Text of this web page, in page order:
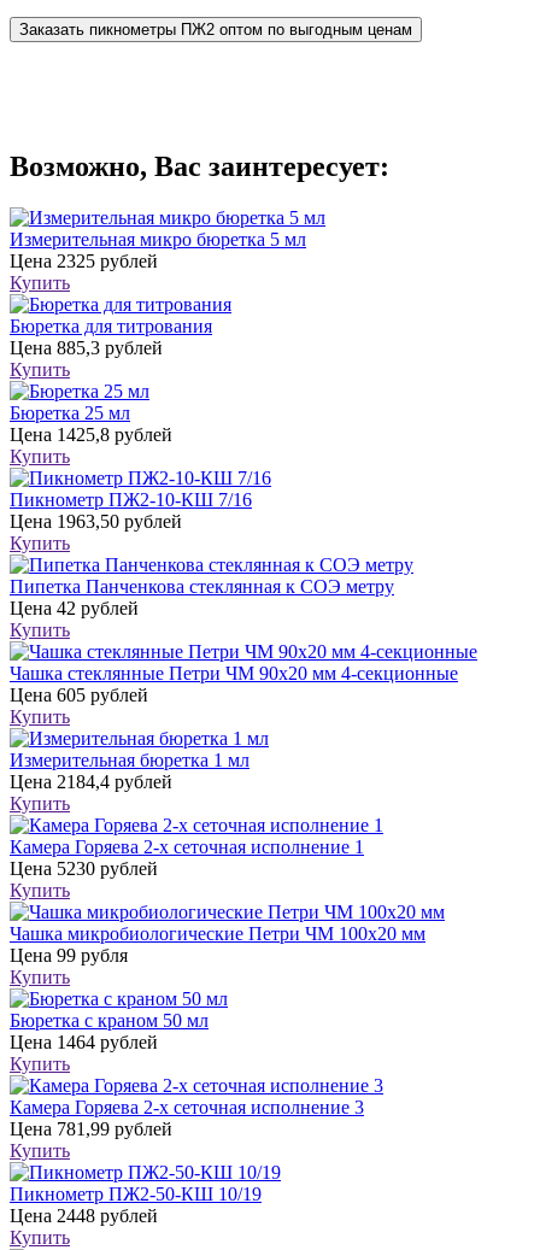
Заказать пикнометры ПЖ2 оптом по выгодным ценам
Возможно, Вас заинтересует:
Измерительная микро бюретка 5 мл
Цена 2325 рублей
Купить
Бюретка для титрования
Цена 885,3 рублей
Купить
Бюретка 25 мл
Цена 1425,8 рублей
Купить
Пикнометр ПЖ2-10-КШ 7/16
Цена 1963,50 рублей
Купить
Пипетка Панченкова стеклянная к СОЭ метру
Цена 42 рублей
Купить
Чашка стеклянные Петри ЧМ 90х20 мм 4-секционные
Цена 605 рублей
Купить
Измерительная бюретка 1 мл
Цена 2184,4 рублей
Купить
Камера Горяева 2-х сеточная исполнение 1
Цена 5230 рублей
Купить
Чашка микробиологические Петри ЧМ 100х20 мм
Цена 99 рубля
Купить
Бюретка с краном 50 мл
Цена 1464 рублей
Купить
Камера Горяева 2-х сеточная исполнение 3
Цена 781,99 рублей
Купить
Пикнометр ПЖ2-50-КШ 10/19
Цена 2448 рублей
Купить